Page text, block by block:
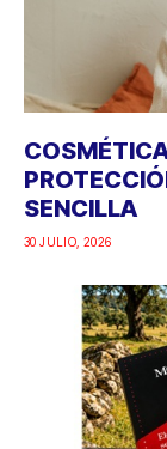
SENCILLA
30 JULIO, 2026